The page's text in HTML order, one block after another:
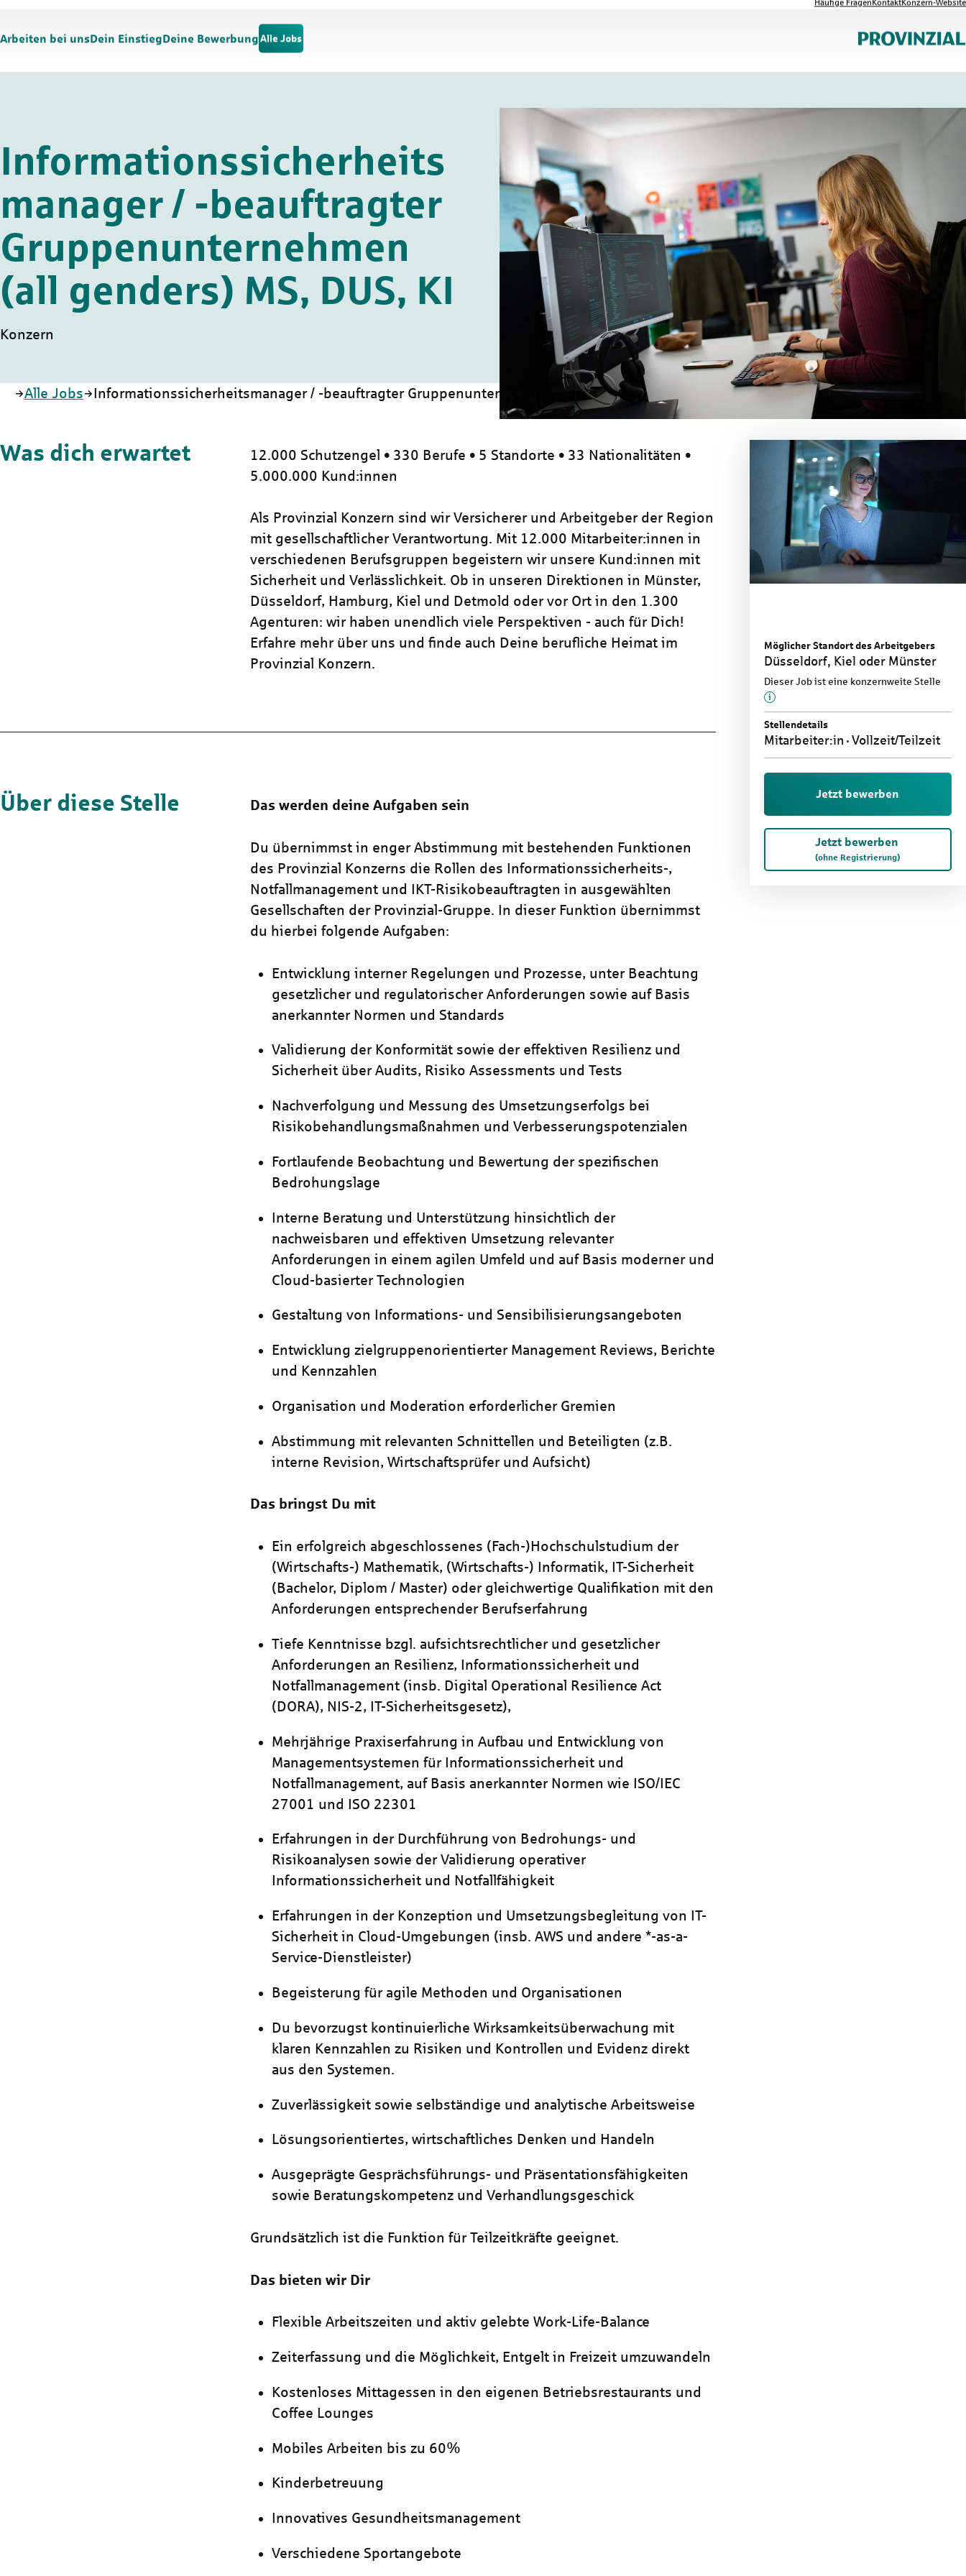
Zum Hauptinhalt springen
Zur Navigation springen
Häufige FragenKontaktKonzern-Website
Arbeiten bei unsDein EinstiegDeine Bewerbung Alle Jobs
Informationssicherheits
manager / -beauftragter
Gruppenunternehmen
(all genders) MS, DUS, KI
Konzern
Startseite
Alle Jobs Informationssicherheitsmanager / -beauftragter Gruppenunternehmen (all genders) MS, DUS, KI
Möglicher Standort des Arbeitgebers
Düsseldorf, Kiel oder Münster
Dieser Job ist eine konzernweite Stelle
Mehr Informationen zu diesem
Stellendetails
Mitarbeiter:in Vollzeit/Teilzeit
Jetzt bewerben
Jetzt bewerben
(ohne Registrierung)
Was dich erwartet
12.000 Schutzengel • 330 Berufe • 5 Standorte • 33 Nationalitäten •
5.000.000 Kund:innen
Als Provinzial Konzern sind wir Versicherer und Arbeitgeber der Region
mit gesellschaftlicher Verantwortung. Mit 12.000 Mitarbeiter:innen in
verschiedenen Berufsgruppen begeistern wir unsere Kund:innen mit
Sicherheit und Verlässlichkeit. Ob in unseren Direktionen in Münster,
Düsseldorf, Hamburg, Kiel und Detmold oder vor Ort in den 1.300
Agenturen: wir haben unendlich viele Perspektiven - auch für Dich!
Erfahre mehr über uns und finde auch Deine berufliche Heimat im
Provinzial Konzern.
Über diese Stelle Das werden deine Aufgaben sein
Du übernimmst in enger Abstimmung mit bestehenden Funktionen
des Provinzial Konzerns die Rollen des Informationssicherheits-,
Notfallmanagement und IKT-Risikobeauftragten in ausgewählten
Gesellschaften der Provinzial-Gruppe. In dieser Funktion übernimmst
du hierbei folgende Aufgaben:
Entwicklung interner Regelungen und Prozesse, unter Beachtung
gesetzlicher und regulatorischer Anforderungen sowie auf Basis
anerkannter Normen und Standards
Validierung der Konformität sowie der effektiven Resilienz und
Sicherheit über Audits, Risiko Assessments und Tests
Nachverfolgung und Messung des Umsetzungserfolgs bei
Risikobehandlungsmaßnahmen und Verbesserungspotenzialen
Fortlaufende Beobachtung und Bewertung der spezifischen
Bedrohungslage
Interne Beratung und Unterstützung hinsichtlich der
nachweisbaren und effektiven Umsetzung relevanter
Anforderungen in einem agilen Umfeld und auf Basis moderner und
Cloud-basierter Technologien
Gestaltung von Informations- und Sensibilisierungsangeboten
Entwicklung zielgruppenorientierter Management Reviews, Berichte
und Kennzahlen
Organisation und Moderation erforderlicher Gremien
Abstimmung mit relevanten Schnittellen und Beteiligten (z.B.
interne Revision, Wirtschaftsprüfer und Aufsicht)
Das bringst Du mit
Ein erfolgreich abgeschlossenes (Fach-)Hochschulstudium der
(Wirtschafts-) Mathematik, (Wirtschafts-) Informatik, IT-Sicherheit
(Bachelor, Diplom / Master) oder gleichwertige Qualifikation mit den
Anforderungen entsprechender Berufserfahrung
Tiefe Kenntnisse bzgl. aufsichtsrechtlicher und gesetzlicher
Anforderungen an Resilienz, Informationssicherheit und
Notfallmanagement (insb. Digital Operational Resilience Act
(DORA), NIS-2, IT-Sicherheitsgesetz),
Mehrjährige Praxiserfahrung in Aufbau und Entwicklung von
Managementsystemen für Informationssicherheit und
Notfallmanagement, auf Basis anerkannter Normen wie ISO/IEC
27001 und ISO 22301
Erfahrungen in der Durchführung von Bedrohungs- und
Risikoanalysen sowie der Validierung operativer
Informationssicherheit und Notfallfähigkeit
Erfahrungen in der Konzeption und Umsetzungsbegleitung von IT-
Sicherheit in Cloud-Umgebungen (insb. AWS und andere *-as-a-
Service-Dienstleister)
Begeisterung für agile Methoden und Organisationen
Du bevorzugst kontinuierliche Wirksamkeitsüberwachung mit
klaren Kennzahlen zu Risiken und Kontrollen und Evidenz direkt
aus den Systemen.
Zuverlässigkeit sowie selbständige und analytische Arbeitsweise
Lösungsorientiertes, wirtschaftliches Denken und Handeln
Ausgeprägte Gesprächsführungs- und Präsentationsfähigkeiten
sowie Beratungskompetenz und Verhandlungsgeschick
Grundsätzlich ist die Funktion für Teilzeitkräfte geeignet.
Das bieten wir Dir
Flexible Arbeitszeiten und aktiv gelebte Work-Life-Balance
Zeiterfassung und die Möglichkeit, Entgelt in Freizeit umzuwandeln
Kostenloses Mittagessen in den eigenen Betriebsrestaurants und
Coffee Lounges
Mobiles Arbeiten bis zu 60%
Kinderbetreuung
Innovatives Gesundheitsmanagement
Verschiedene Sportangebote